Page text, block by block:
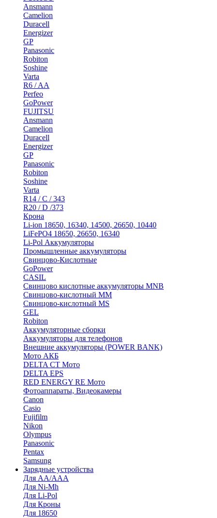
Ansmann
Camelion
Duracell
Energizer
GP
Panasonic
Robiton
Soshine
Varta
R6 / AA
Perfeo
GoPower
FUJITSU
Ansmann
Camelion
Duracell
Energizer
GP
Panasonic
Robiton
Soshine
Varta
R14 / C / 343
R20 / D /373
Крона
Li-ion 18650, 16340, 14500, 26650, 10440
LiFePO4 18650, 26650, 16340
Li-Pol Аккумуляторы
Промышленные аккумуляторы
Свинцово-Кислотные
GoPower
CASIL
Свинцово кислотные аккумуляторы MNB
Cвинцово-кислотный MM
Cвинцово-кислотный MS
GEL
Robiton
Аккумуляторные сборки
Аккумуляторы для телефонов
Внешние аккумуляторы (POWER BANK)
Мото АКБ
DELTA CT Мото
DELTA EPS
RED ENERGY RE Мото
Фотоаппараты, Видеокамеры
Canon
Casio
Fujifilm
Nikon
Olympus
Panasonic
Pentax
Samsung
Зарядные устройства
Для AA/AAA
Для Ni-Mh
Для Li-Pol
Для Кроны
Для 18650